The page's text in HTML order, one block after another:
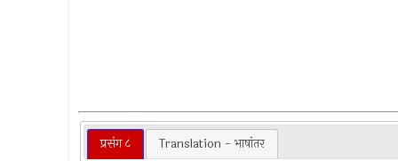
प्रसंग ८ Translation - भाषांतर